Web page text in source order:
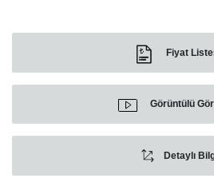
Fiyat
Görüntülü
Detaylı